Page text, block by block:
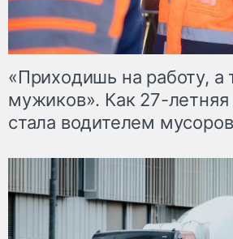
«Приходишь на работу, а
мужиков». Как 27-
стала водителем